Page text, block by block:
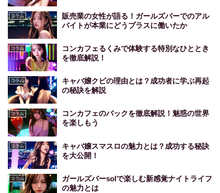
コラム
販売業の女性が語る！ガールズバーでのアル
バイトが本業にどうプラスに働いたか
コラム
コンカフェるくみで体験する特別なひととき
を徹底解説！
コラム
キャバ嬢クビの理由とは？成功者に学ぶ再起
の秘訣を解説
コラム
コンカフェのバックを徹底解説！魅惑の世界
を楽しもう
コラム
キャバ嬢スマスロの魅力とは？成功する秘訣
を大公開！
コラム
ガールズバーsolで楽しむ新感覚ナイトライフ
の魅力とは